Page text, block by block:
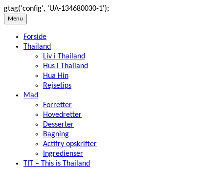
gtag('config', 'UA-134680030-1');
Skip
content
Menu
Forside
Thailand
Liv i Thailand
Hus i Thailand
Hua Hin
Rejsetips
Mad
Forretter
Hovedretter
Desserter
Bagning
Actifry opskrifter
Ingredienser
TIT – This is Thailand